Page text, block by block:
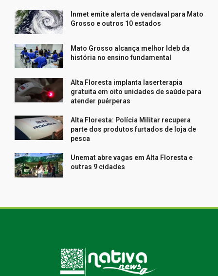
Inmet emite alerta de vendaval para Mato
Grosso e outros 10 estados
Mato Grosso alcança melhor Ideb da
história no ensino fundamental
Alta Floresta implanta laserterapia
gratuita em oito unidades de saúde para
atender puérperas
Alta Floresta: Polícia Militar recupera
parte dos produtos furtados de loja de
pesca
Unemat abre vagas em Alta Floresta e
outras 9 cidades